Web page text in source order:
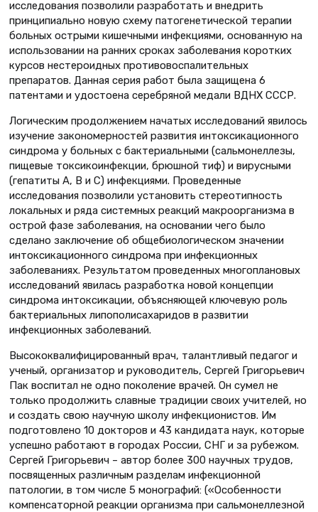
исследования позволили разработать и внедрить
принципиально новую схему патогенетической терапии
больных острыми кишечными инфекциями, основанную на
использовании на ранних сроках заболевания коротких
курсов нестероидных противовоспалительных
препаратов. Данная серия работ была защищена 6
патентами и удостоена серебряной медали ВДНХ СССР.
Логическим продолжением начатых исследований явилось
изучение закономерностей развития интоксикационного
синдрома у больных с бактериальными (сальмонеллезы,
пищевые токсикоинфекции, брюшной тиф) и вирусными
(гепатиты А, В и С) инфекциями. Проведенные
исследования позволили установить стереотипность
локальных и ряда системных реакций макроорганизма в
острой фазе заболевания, на основании чего было
сделано заключение об общебиологическом значении
интоксикационного синдрома при инфекционных
заболеваниях. Результатом проведенных многоплановых
исследований явилась разработка новой концепции
синдрома интоксикации, объясняющей ключевую роль
бактериальных липополисахаридов в развитии
инфекционных заболеваний.
Высококвалифицированный врач, талантливый педагог и
ученый, организатор и руководитель, Сергей Григорьевич
Пак воспитал не одно поколение врачей. Он сумел не
только продолжить славные традиции своих учителей, но
и создать свою научную школу инфекционистов. Им
подготовлено 10 докторов и 43 кандидата наук, которые
успешно работают в городах России, СНГ и за рубежом.
Сергей Григорьевич – автор более 300 научных трудов,
посвященных различным разделам инфекционной
патологии, в том числе 5 монографий: («Особенности
компенсаторной реакции организма при сальмонеллезной